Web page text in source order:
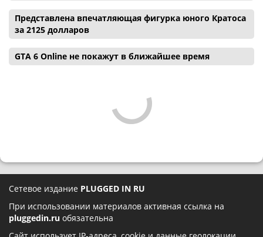
Представлена впечатляющая фигурка юного Кратоса
за 2125 долларов
GTA 6 Online не покажут в ближайшее время
Сетевое издание PLUGGED IN RU
При использовании материалов активная ссылка на
pluggedin.ru обязательна